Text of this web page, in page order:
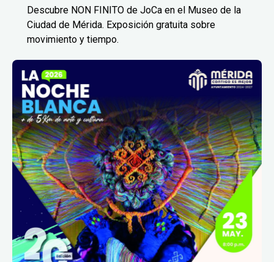
Descubre NON FINITO de JoCa en el Museo de la
Ciudad de Mérida. Exposición gratuita sobre
movimiento y tiempo.